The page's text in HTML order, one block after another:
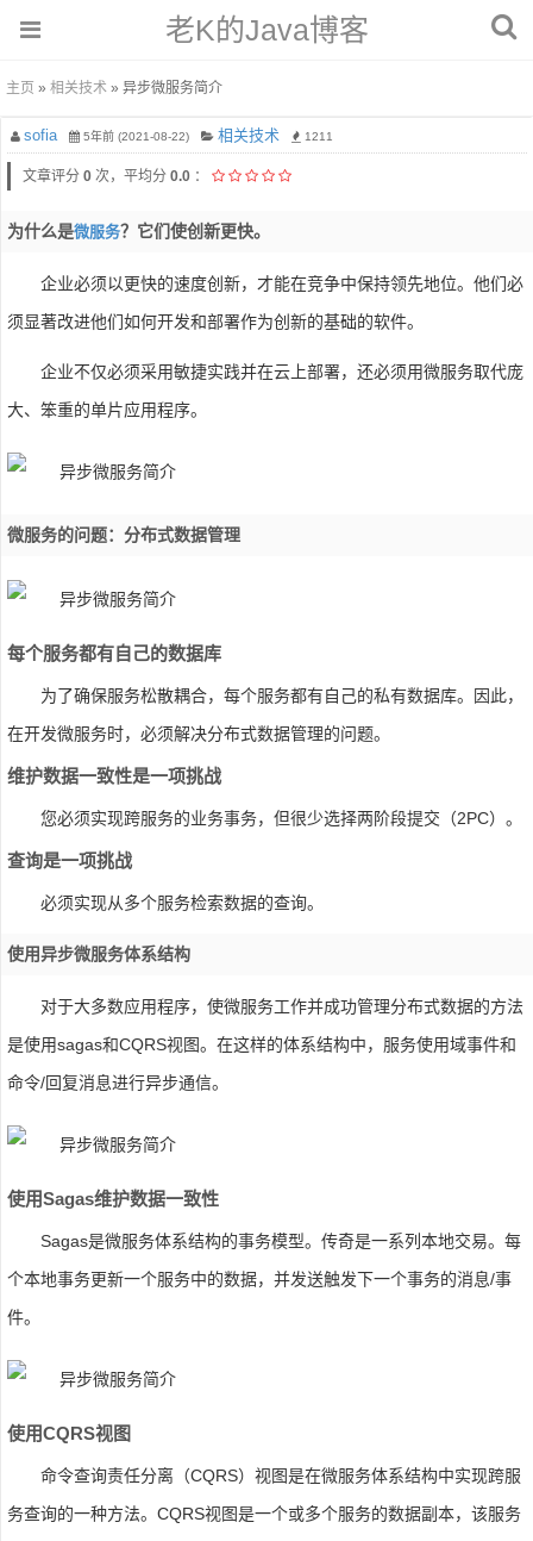
老K的Java博客
主页 » 相关技术 » 异步微服务简介
sofia 5年前 (2021-08-22) 相关技术 1211
文章评分 0 次，平均分 0.0 ：
为什么是微服务？它们使创新更快。
企业必须以更快的速度创新，才能在竞争中保持领先地位。他们必
须显著改进他们如何开发和部署作为创新的基础的软件。
企业不仅必须采用敏捷实践并在云上部署，还必须用微服务取代庞
大、笨重的单片应用程序。
微服务的问题：分布式数据管理
每个服务都有自己的数据库
为了确保服务松散耦合，每个服务都有自己的私有数据库。因此，
在开发微服务时，必须解决分布式数据管理的问题。
维护数据一致性是一项挑战
您必须实现跨服务的业务事务，但很少选择两阶段提交（2PC）。
查询是一项挑战
必须实现从多个服务检索数据的查询。
使用异步微服务体系结构
对于大多数应用程序，使微服务工作并成功管理分布式数据的方法
是使用sagas和CQRS视图。在这样的体系结构中，服务使用域事件和
命令/回复消息进行异步通信。
使用sagas维护数据一致性
Sagas是微服务体系结构的事务模型。传奇是一系列本地交易。每
个本地事务更新一个服务中的数据，并发送触发下一个事务的消息/事
件。
使用CQRS视图
命令查询责任分离（CQRS）视图是在微服务体系结构中实现跨服
务查询的一种方法。CQRS视图是一个或多个服务的数据副本，该服务